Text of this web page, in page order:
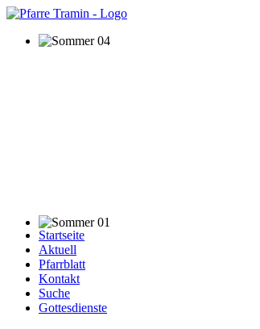
Startseite
Aktuell
Pfarrblatt
Kontakt
Suche
Gottesdienste